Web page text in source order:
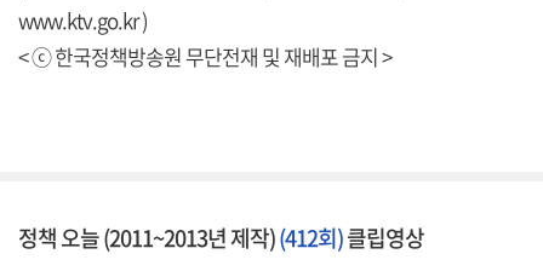
www.ktv.go.kr )
< ⓒ 한국정책방송원 무단전재 및 재배포 금지 >
정책 오늘 (2011~2013년 제작)(412회)클립영상